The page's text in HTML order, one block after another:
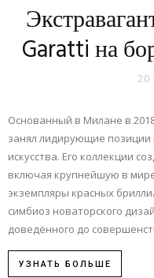
Garatti на
20
Основанный в Милане в
занял лидирующие
искусства. Его коллекции
включая крупнейшую в
экземпляры красных
симбиоз новаторского
доведённого до
УЗНАТЬ БОЛЬШЕ